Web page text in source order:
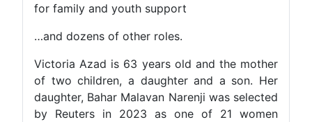
for family and youth support
…and dozens of other roles.
Victoria Azad is 63 years old and the mother
of two children, a daughter and a son. Her
daughter, Bahar Malavan Narenji was selected
by Reuters in 2023 as one of 21 women